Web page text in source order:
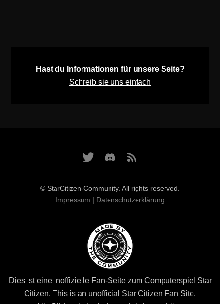
Hast du Informationen für unsere Seite?
Schreib sie uns einfach
© StarCitizen-Community. All rights reserved.
Impressum | Datenschutzerklärung
Dies ist eine inoffizielle Fan-Seite zum Computerspiel Star
Citizen. This is an unofficial Star Citizen Fan Site.